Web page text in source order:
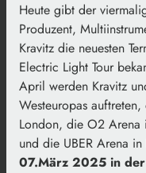
Heute gibt der
Produzent,
Kravitz die neuesten
Electric Light Tour
April werden Kravitz
Westeuropas
London, die O2 Arena
und die UBER Arena
07.März 2025 in